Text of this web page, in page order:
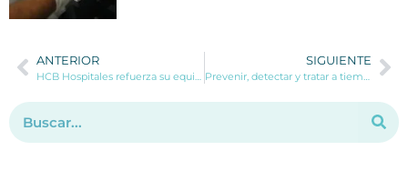
ANTERIOR
HCB Hospitales refuerza su equipo de Ginecología con la incorporación del Dr. Richard Sietze Pal
SIGUIENTE
Prevenir, detectar y tratar a tiempo el “pie diabético”